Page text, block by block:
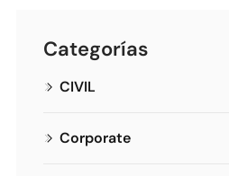
Categorías
CIVIL
Corporate